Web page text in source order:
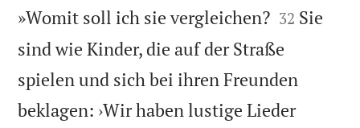
»Womit soll ich sie vergleichen?
32 Sie
sind wie Kinder, die auf der Straße
spielen und sich bei ihren Freunden
beklagen: ›Wir haben lustige Lieder